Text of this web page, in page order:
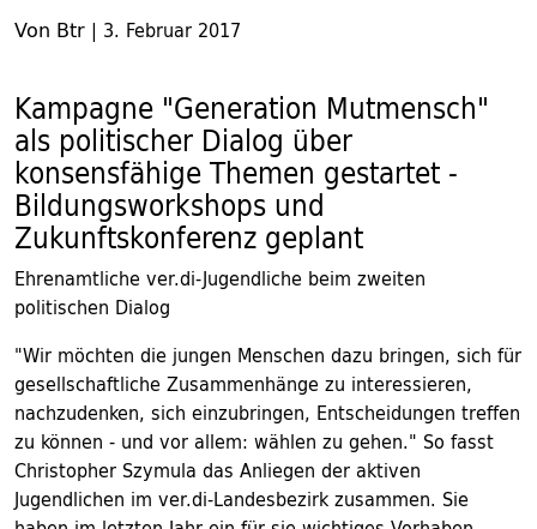
Von Btr | 3. Februar 2017
Kampagne "Generation Mutmensch"
als politischer Dialog über
konsensfähige Themen gestartet -
Bildungsworkshops und
Zukunftskonferenz geplant
Ehrenamtliche ver.di-Jugendliche beim zweiten
politischen Dialog
"Wir möchten die jungen Menschen dazu bringen, sich für
gesellschaftliche Zusammenhänge zu interessieren,
nachzudenken, sich einzubringen, Entscheidungen treffen
zu können - und vor allem: wählen zu gehen." So fasst
Christopher Szymula das Anliegen der aktiven
Jugendlichen im ver.di-Landesbezirk zusammen. Sie